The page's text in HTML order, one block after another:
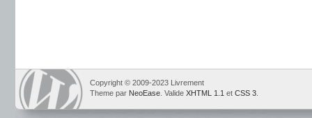
Copyright © 2009-2023 Livrement
Theme par NeoEase . Valide XHTML 1.1 et CSS 3